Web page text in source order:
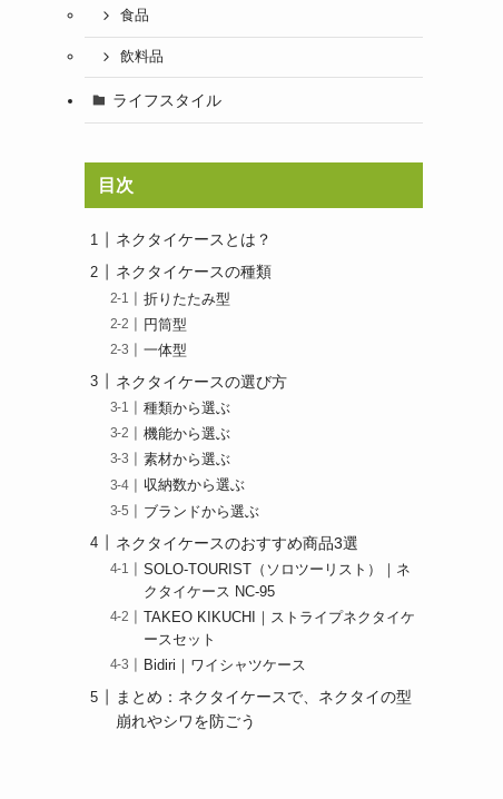
食品
飲料品
ライフスタイル
目次
ネクタイケースとは？
ネクタイケースの種類
折りたたみ型
円筒型
一体型
ネクタイケースの選び方
種類から選ぶ
機能から選ぶ
素材から選ぶ
収納数から選ぶ
ブランドから選ぶ
ネクタイケースのおすすめ商品3選
SOLO-TOURIST（ソロツーリスト）｜ネ
クタイケース NC-95
TAKEO KIKUCHI｜ストライプネクタイケ
ースセット
Bidiri｜ワイシャツケース
まとめ：ネクタイケースで、ネクタイの型
崩れやシワを防ごう